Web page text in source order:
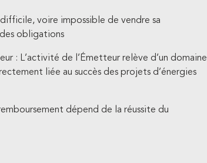
voire impossible de vendre sa
obligations
: L’activité de l’Émetteur relève d’un domaine
liée au succès des projets d’énergies
dépend de la réussite du